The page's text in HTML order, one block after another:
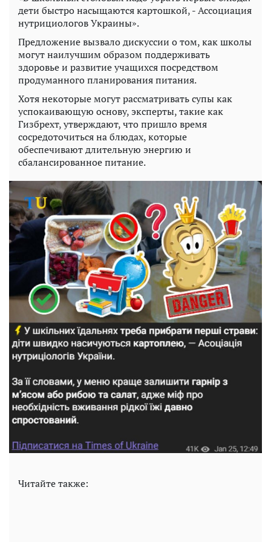
дети быстро насыщаются картошкой, - Ассоциация
нутрициологов Украины».
Предложение вызвало дискуссии о том, как школы
могут наилучшим образом поддерживать
здоровье и развитие учащихся посредством
продуманного планирования питания.
Хотя некоторые могут рассматривать супы как
успокаивающую основу, эксперты, такие как
Гизбрехт, утверждают, что пришло время
сосредоточиться на блюдах, которые
обеспечивают длительную энергию и
сбалансированное питание.
Читайте также: